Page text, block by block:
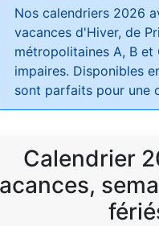
Nos calendriers 2026
vacances d'Hiver, de
métropolitaines A, B et
impaires. Disponibles
sont parfaits pour une
Calendrier